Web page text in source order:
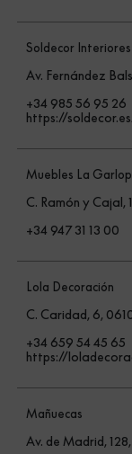
Soldecor Interiores
Av. Fernández
+34 985 56 95 26
https://
Muebles La
C. Ramón y Cajal,
+34 947 31 13 00
Lola Decoración
C. Caridad, 6,
+34 659 54 45 65
https://
Mañuecas
Av. de Madrid,